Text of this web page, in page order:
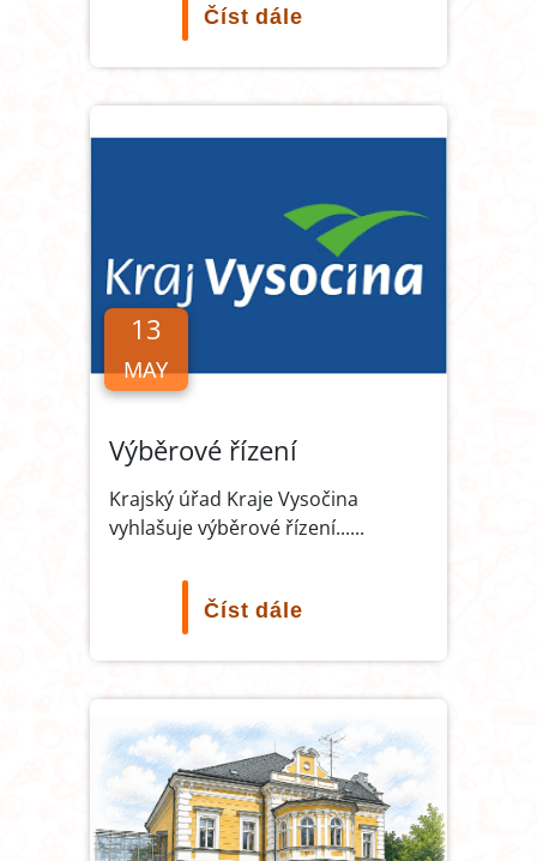
Číst dále
13
MAY
Výběrové řízení
Krajský úřad Kraje Vysočina
vyhlašuje výběrové řízení......
Číst dále